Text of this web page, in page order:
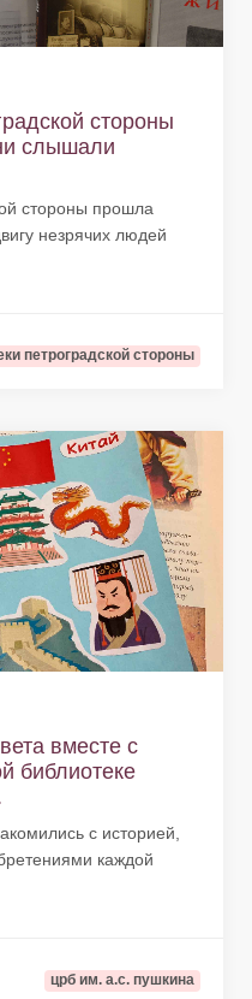
стороны
слышали
стороны прошла
незрячих людей
петроградской стороны
вместе с
библиотеке
с историей,
каждой
црб им. а.с. пушкина